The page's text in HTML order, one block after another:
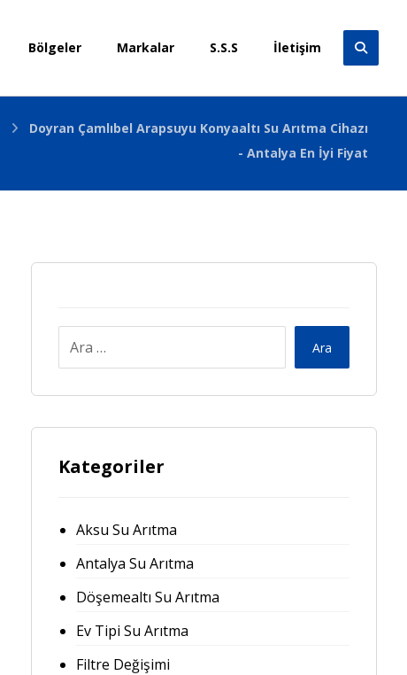
Bölgeler Markalar S.S.S İletişim
Doyran Çamlıbel Arapsuyu Konyaaltı Su Arıtma Cihazı
- Antalya En İyi Fiyat
Ara
Kategoriler
Aksu Su Arıtma
Antalya Su Arıtma
Döşemealtı Su Arıtma
Ev Tipi Su Arıtma
Filtre Değişimi